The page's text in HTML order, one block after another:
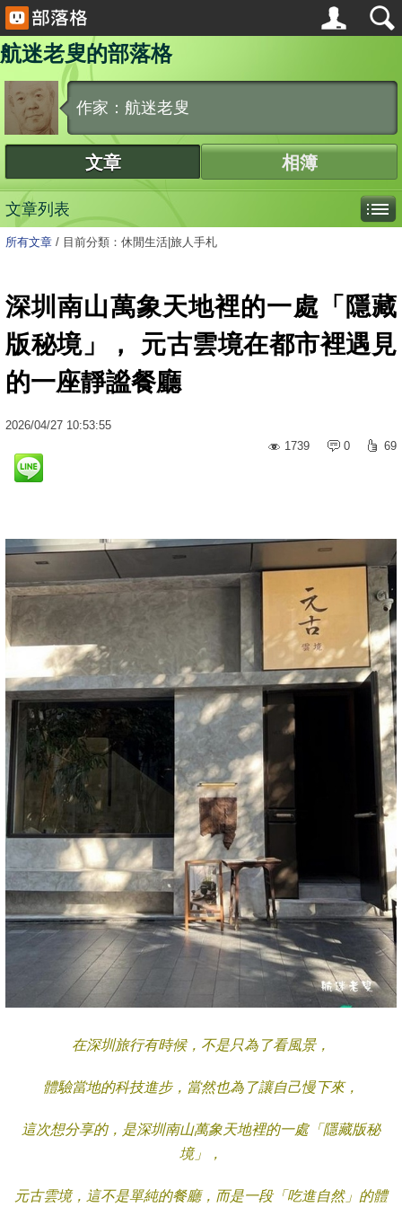
航迷老叟的部落格
作家：航迷老叟
文章 相簿
文章列表
所有文章 / 目前分類：休閒生活|旅人手札
深圳南山萬象天地裡的一處「隱藏
版秘境」， 元古雲境在都市裡遇見
的一座靜謐餐廳
2026/04/27 10:53:55
1739
0 69
在深圳旅行有時候，不是只為了看風景，
體驗當地的科技進步，當然也為了讓自己慢下來，
這次想分享的，是深圳南山萬象天地裡的一處「隱藏版秘
境」，
元古雲境，這不是單純的餐廳，而是一段「吃進自然」的體